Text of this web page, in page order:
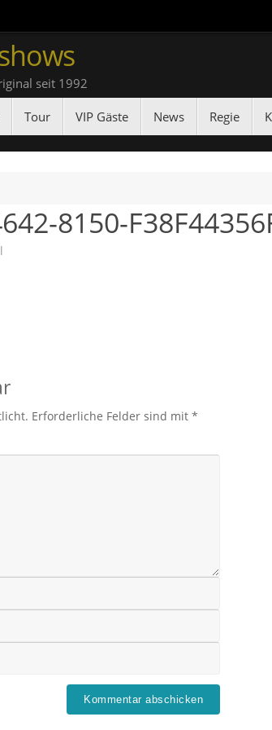
seit 1992
Tour VIP Gäste News Regie
8150-
Erforderliche Felder sind mit *